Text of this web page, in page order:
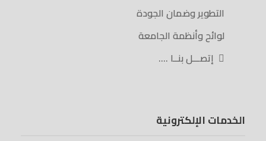
التطوير وضمان الجودة
لوائح وأنظمة الجامعة
إتصـــل بنــا ….
الخدمات الإلكترونية